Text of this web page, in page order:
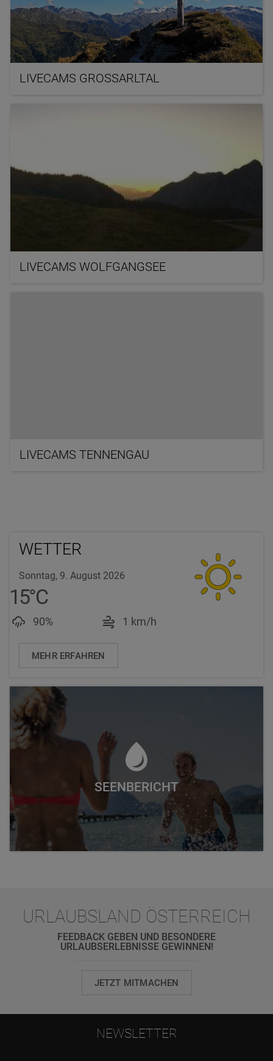
LIVECAMS GROSSARLTAL
LIVECAMS WOLFGANGSEE
LIVECAMS TENNENGAU
WETTER
Sonntag, 9. August 2026
15°C
Luftfeuchtigkeit: 90%
90% Windgeschwindigkeit:
1 km/h
MEHR ERFAHREN
SEENBERICHT
URLAUBSLAND ÖSTERREICH
FEEDBACK GEBEN UND BESONDERE
URLAUBSERLEBNISSE GEWINNEN!
JETZT MITMACHEN
NEWSLETTER